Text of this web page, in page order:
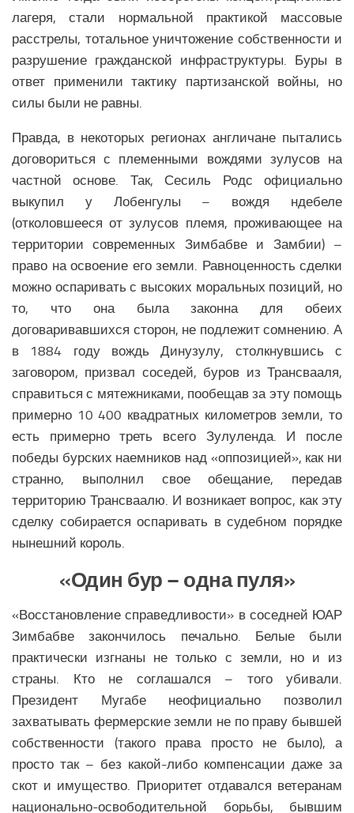
лагеря, стали нормальной практикой массовые
расстрелы, тотальное уничтожение собственности и
разрушение гражданской инфраструктуры. Буры в
ответ применили тактику партизанской войны, но
силы были не равны.
Правда, в некоторых регионах англичане пытались
договориться с племенными вождями зулусов на
частной основе. Так, Сесиль Родс официально
выкупил у Лобенгулы – вождя ндебеле
(отколовшееся от зулусов племя, проживающее на
территории современных Зимбабве и Замбии) –
право на освоение его земли. Равноценность сделки
можно оспаривать с высоких моральных позиций, но
то, что она была законна для обеих
договаривавшихся сторон, не подлежит сомнению. А
в 1884 году вождь Динузулу, столкнувшись с
заговором, призвал соседей, буров из Трансвааля,
справиться с мятежниками, пообещав за эту помощь
примерно 10 400 квадратных километров земли, то
есть примерно треть всего Зулуленда. И после
победы бурских наемников над «оппозицией», как ни
странно, выполнил свое обещание, передав
территорию Трансваалю. И возникает вопрос, как эту
сделку собирается оспаривать в судебном порядке
нынешний король.
«Один бур – одна пуля»
«Восстановление справедливости» в соседней ЮАР
Зимбабве закончилось печально. Белые были
практически изгнаны не только с земли, но и из
страны. Кто не соглашался – того убивали.
Президент Мугабе неофициально позволил
захватывать фермерские земли не по праву бывшей
собственности (такого права просто не было), а
просто так – без какой-либо компенсации даже за
скот и имущество. Приоритет отдавался ветеранам
национально-освободительной борьбы, бывшим